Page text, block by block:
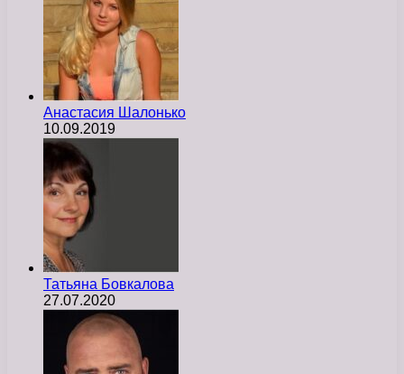
Анастасия Шалонько
10.09.2019
Татьяна Бовкалова
27.07.2020